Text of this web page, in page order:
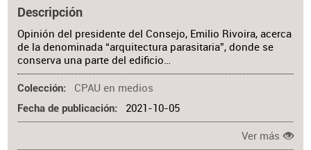
Descripción
Opinión del presidente del Consejo, Emilio Rivoira, acerca
de la denominada “arquitectura parasitaria”, donde se
conserva una parte del edificio…
Colección CPAU en medios
Fecha de publicación 2021-10-05
Ver más